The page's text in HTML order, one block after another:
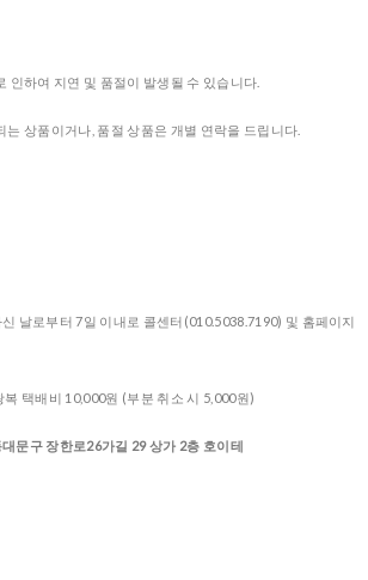
인하여 지연 및 품절이 발생될 수 있습니다.
상품이거나, 품절 상품은 개별 연락을 드립니다.
날로부터 7일 이내로 콜센터(010.5038.7190) 및 홈페이지
복 택배비 10,000원 (부분 취소 시 5,000원)
문구 장한로26가길 29 상가 2층 호이테